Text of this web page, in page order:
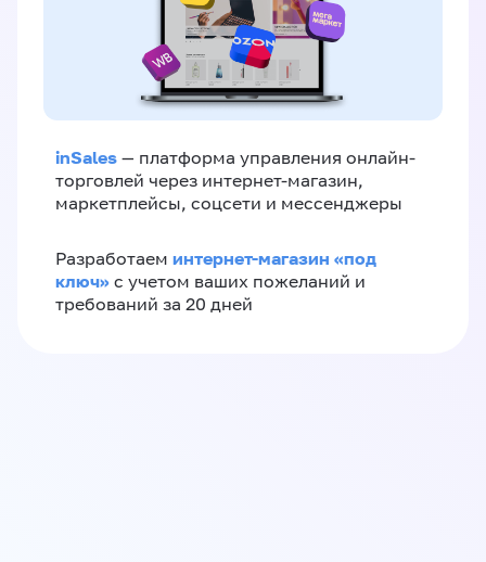
inSales — платформа управления онлайн-
торговлей через интернет-магазин,
маркетплейсы, соцсети и мессенджеры
Разработаем интернет-магазин «‎под
ключ»‎ с учетом ваших пожеланий и
требований за 20 дней